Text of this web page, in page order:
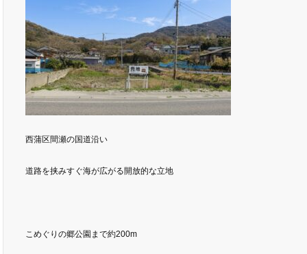
西蒲区間瀬の国道沿い
道路を挟みすぐ海が広がる開放的な立地
こめぐりの郷公園まで約200m